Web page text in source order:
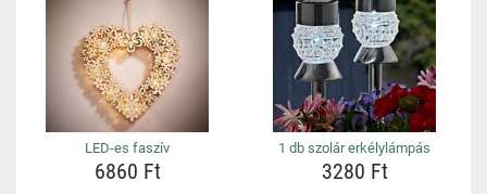
LED-es faszív
6860 Ft
1 db szolár erkélylámpás
3280 Ft